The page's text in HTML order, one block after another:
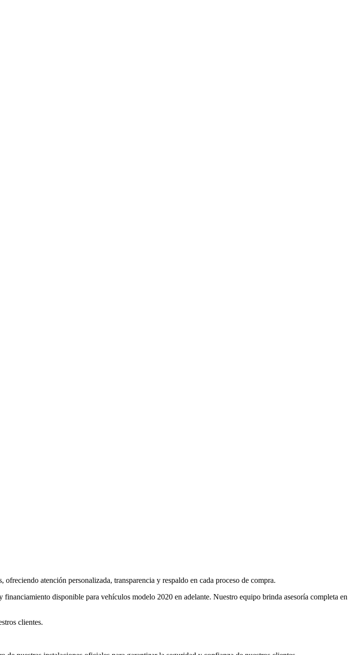
atención personalizada, transparencia y respaldo en cada proceso de compra.
disponible para vehículos modelo 2020 en adelante. Nuestro equipo brinda asesoría completa en
clientes.